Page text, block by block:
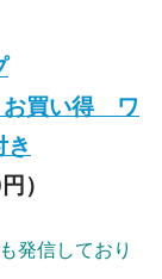
買い得 ワ
）
発信しており